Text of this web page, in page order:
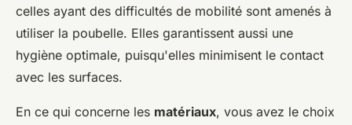
celles ayant des difficultés de mobilité sont amenés à
utiliser la poubelle. Elles garantissent aussi une
hygiène optimale, puisqu'elles minimisent le contact
avec les surfaces.
En ce qui concerne les matériaux, vous avez le choix